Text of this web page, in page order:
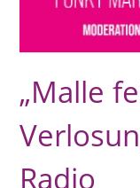
„Malle
Radio